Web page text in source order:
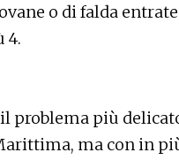
o di falda
4.
il problema più
ma con in